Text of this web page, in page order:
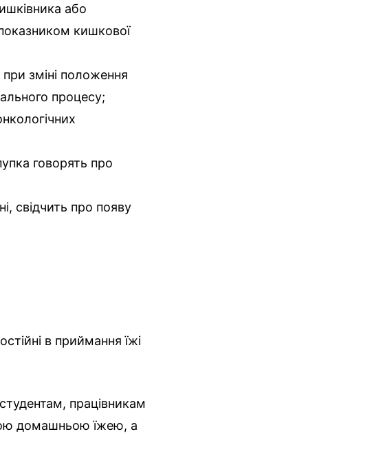
або
кишкової
при зміні положення
процесу;
говорять про
свідчить про появу
в приймання їжі
працівникам
домашньою їжею, а